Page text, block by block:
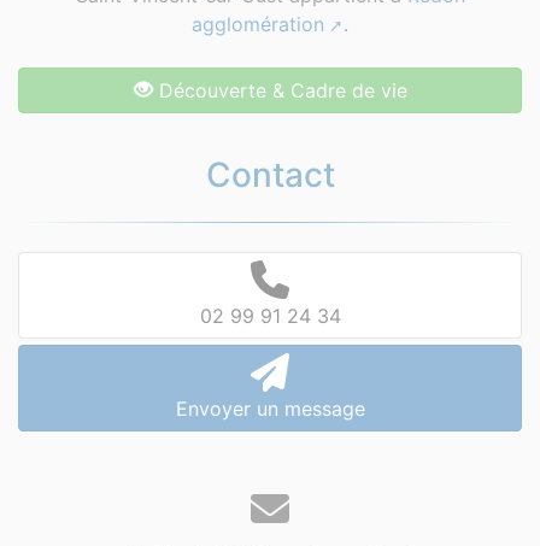
agglomération
.
Découverte & Cadre de vie
Contact
02 99 91 24 34
Envoyer un message